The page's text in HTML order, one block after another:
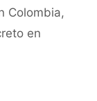
Colombia,
en